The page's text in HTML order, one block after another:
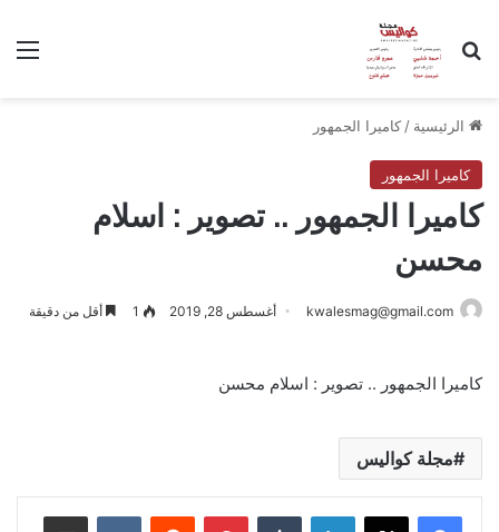
بحث عن
الرئيسية / كاميرا الجمهور
كاميرا الجمهور
كاميرا الجمهور .. تصوير : اسلام
محسن
kwalesmag@gmail.com أغسطس 28, 2019 1 أقل من دقيقة
كاميرا الجمهور .. تصوير : اسلام محسن
مجلة كواليس
لينكدإن بينتيريست مشاركة عبر البريد